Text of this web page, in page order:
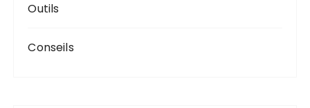
Outils
Conseils